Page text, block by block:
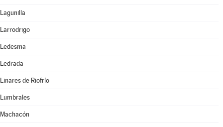
Lagunilla
Larrodrigo
Ledesma
Ledrada
Linares de Riofrío
Lumbrales
Machacón